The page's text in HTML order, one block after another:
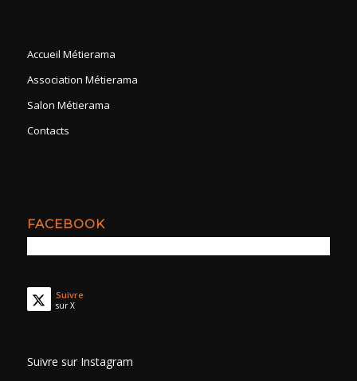
Accueil Métierama
Association Métierama
Salon Métierama
Contacts
FACEBOOK
Suivre
sur X
Suivre sur Instagram